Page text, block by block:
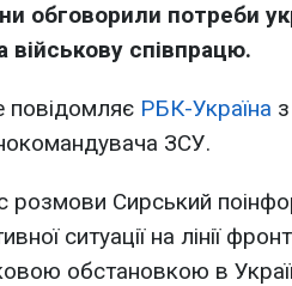
обговорили потреби
військову співпрацю.
повідомляє РБК-Україна
ЗСУ.
розмови Сирський
ситуації на лінії
обстановкою в